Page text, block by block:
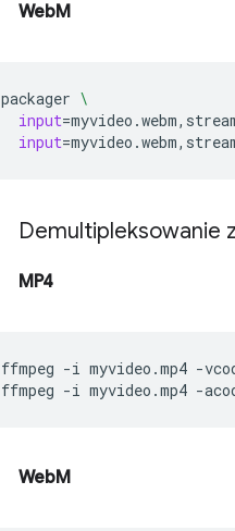
WebM
packager \
input=
input=
Demultipleksowanie
MP4
ffmpeg -i myvideo.mp4 -
ffmpeg -i myvideo.mp4 -
WebM